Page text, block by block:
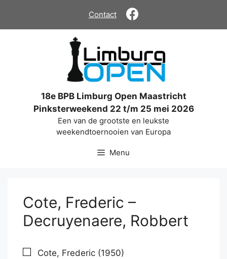
de
Contact
18e BPB Limburg Open Maastricht
Pinksterweekend 22 t/m 25 mei 2026
Een van de grootste en leukste
weekendtoernooien van Europa
Menu
Cote, Frederic –
Decruyenaere, Robbert
Cote, Frederic (1950)